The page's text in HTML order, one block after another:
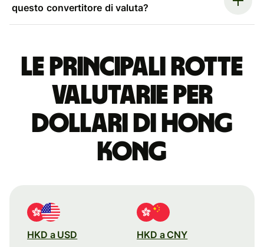
questo convertitore di valuta?
Le principali rotte
valutarie per
dollari di Hong
Kong
HKD a USD HKD a CNY